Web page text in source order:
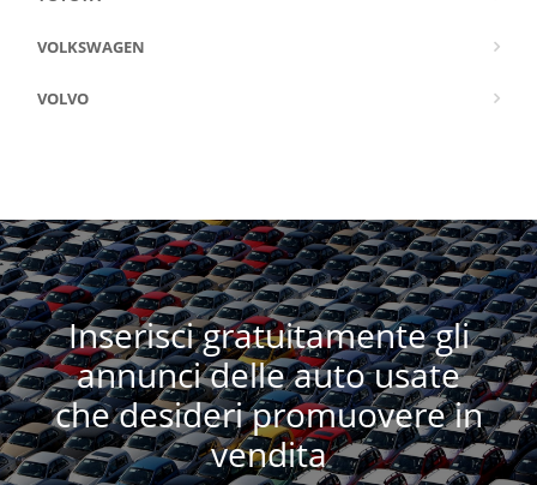
VOLKSWAGEN
VOLVO
Inserisci gratuitamente gli
annunci delle auto usate
che desideri promuovere in
vendita